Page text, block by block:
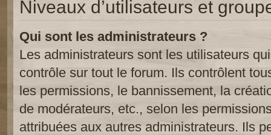
Niveaux d’utilisateurs et
Qui sont les administrateurs ?
Les administrateurs sont les utilisateurs
contrôle sur tout le forum. Ils contrôlent
les permissions, le bannissement, la
de modérateurs, etc., selon les
attribuées aux autres administrateurs. Ils